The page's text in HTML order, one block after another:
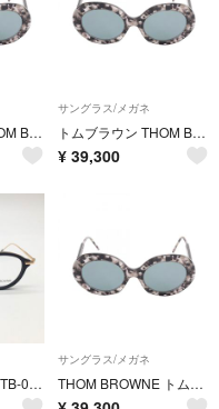
トムブラウン THOM BROWNE サングラス 衣料品 プラスチック メンズ グレー系 TBS510 【中古】
サングラス/メガネ
トムブラウン THOM BROWNE サングラス 衣料品 プラスチック メンズ グレー系 TBS510 【中古】
¥ 39,300
THOM BROWNE TB-011 46 ブラック ゴールド トムブラウン
サングラス/メガネ
THOM BROWNE トムブラウン サングラス